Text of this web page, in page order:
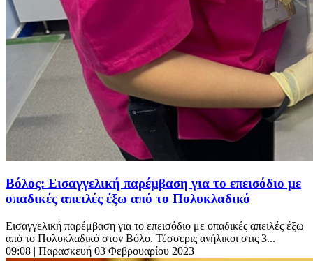
Βόλος: Εισαγγελική παρέμβαση για το επεισόδιο με
οπαδικές απειλές έξω από το Πολυκλαδικό
Εισαγγελική παρέμβαση για το επεισόδιο με οπαδικές απειλές έξω
από το Πολυκλαδικό στον Βόλο. Τέσσερις ανήλικοι στις 3...
09:08 | Παρασκευή 03 Φεβρουαρίου 2023